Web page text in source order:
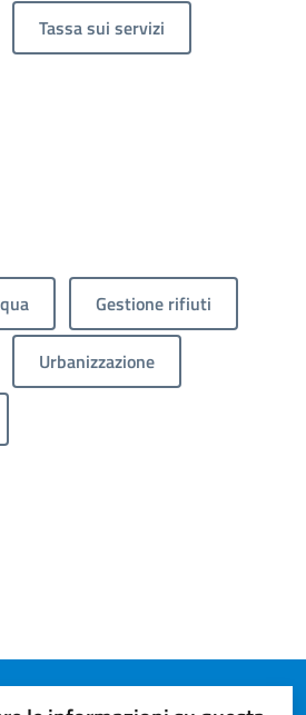
Tassa sui servizi
Gestione rifiuti
Urbanizzazione